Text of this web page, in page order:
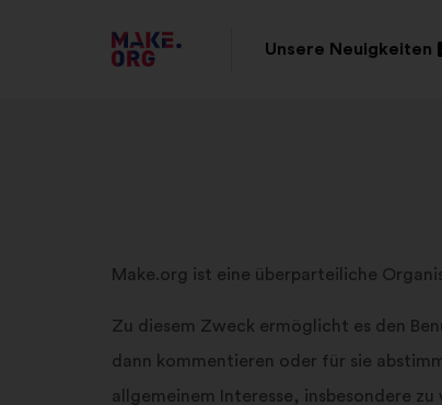
ZUR
Unsere Neuigkeiten
Make.org ist eine überparteiliche
Zu diesem Zweck ermöglicht es den
dann kommentieren oder für sie
allgemeinem Interesse, insbesondere